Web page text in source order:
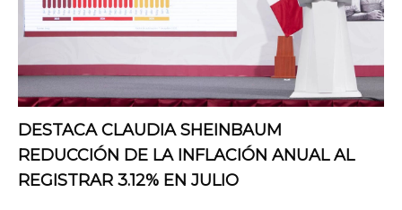
DESTACA CLAUDIA SHEINBAUM
REDUCCIÓN DE LA INFLACIÓN ANUAL AL
REGISTRAR 3.12% EN JULIO